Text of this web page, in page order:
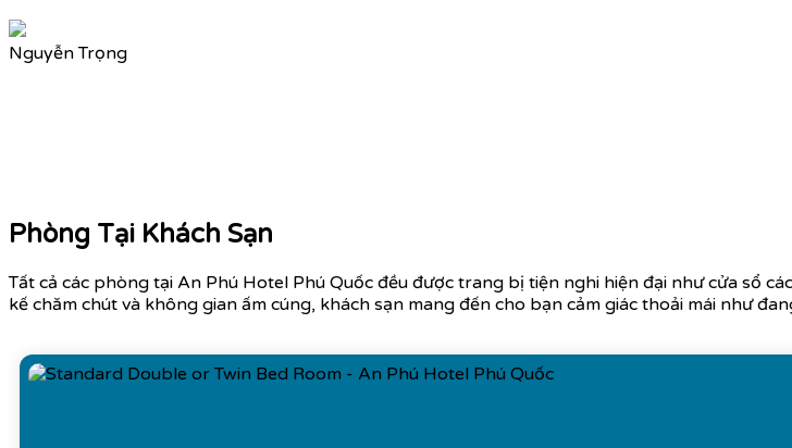
Nguyễn Trọng
Phòng Tại Khách Sạn
Tất cả các phòng tại An Phú Hotel Phú Quốc đều được trang bị tiện nghi hiện đại như cửa sổ
kế chăm chút và không gian ấm cúng, khách sạn mang đến cho bạn cảm giác thoải mái như